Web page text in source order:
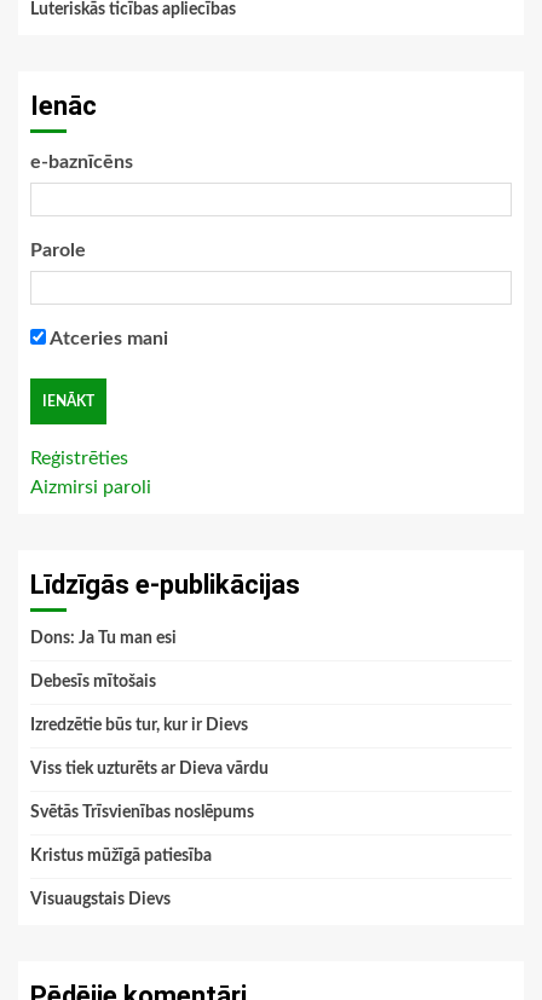
Luteriskās ticības apliecības
Ienāc
e-baznīcēns
Parole
Atceries mani
Reģistrēties
Aizmirsi paroli
Līdzīgās e-publikācijas
Dons: Ja Tu man esi
Debesīs mītošais
Izredzētie būs tur, kur ir Dievs
Viss tiek uzturēts ar Dieva vārdu
Svētās Trīsvienības noslēpums
Kristus mūžīgā patiesība
Visuaugstais Dievs